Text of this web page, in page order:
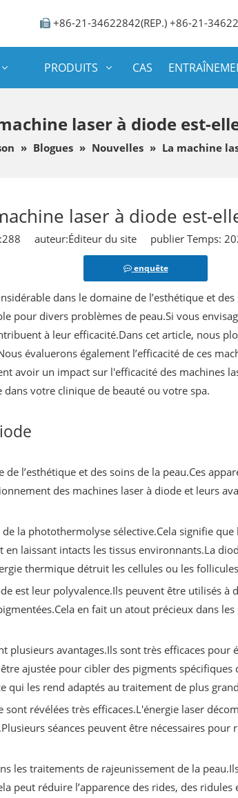
 +86-21-34622842(REP.) +86-21-
PRODUITS CAS
laser à diode est-
» Blogues » Nouvelles » La machine
laser à diode est-
288 auteur:Éditeur du site publier Temps:
enquête
dans le domaine de l’esthétique et
pour divers problèmes de peau.Si vous
à leur efficacité.Dans cet article, nous
évaluerons également l’efficacité de ces
avoir un impact sur l'efficacité des machines
votre clinique de beauté ou votre spa.
l’esthétique et des soins de la peau.Ces
des machines laser à diode et leurs
la photothermolyse sélective.Cela signifie
laissant intacts les tissus environnants.La
thermique détruit les cellules ou les
est leur polyvalence.Ils peuvent être utilisés
en fait un atout précieux dans
plusieurs avantages.Ils sont très efficaces
ajustée pour cibler des pigments
les rend adaptés au traitement de plus
révélées très efficaces.L'énergie laser
séances peuvent être nécessaires
les traitements de rajeunissement de la
peut réduire l’apparence des rides, des